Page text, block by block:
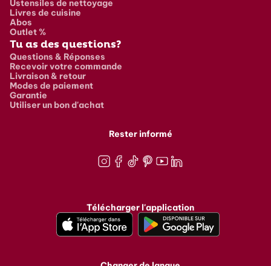
Ustensiles de nettoyage
Livres de cuisine
Abos
Outlet %
Tu as des questions?
Questions & Réponses
Recevoir votre commande
Livraison & retour
Modes de paiement
Garantie
Utiliser un bon d'achat
Rester informé
Télécharger l'application